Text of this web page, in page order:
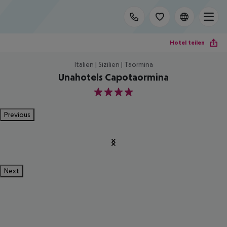
Hotel teilen
Italien | Sizilien | Taormina
Unahotels Capotaormina
4
Previous
Next